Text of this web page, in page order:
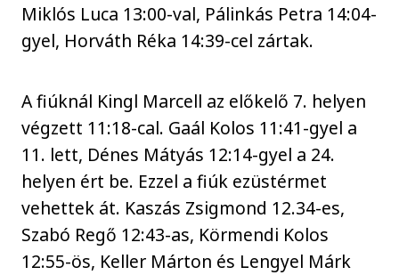
Miklós Luca 13:00-val, Pálinkás Petra 14:04-
gyel, Horváth Réka 14:39-cel zártak.
A fiúknál Kingl Marcell az előkelő 7. helyen
végzett 11:18-cal. Gaál Kolos 11:41-gyel a
11. lett, Dénes Mátyás 12:14-gyel a 24.
helyen ért be. Ezzel a fiúk ezüstérmet
vehettek át. Kaszás Zsigmond 12.34-es,
Szabó Regő 12:43-as, Körmendi Kolos
12:55-ös, Keller Márton és Lengyel Márk